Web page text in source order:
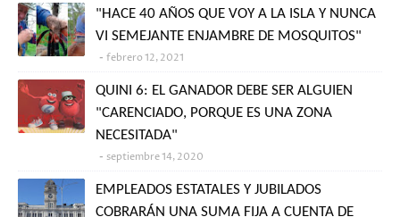
"HACE 40 AÑOS QUE VOY A LA ISLA Y NUNCA
VI SEMEJANTE ENJAMBRE DE MOSQUITOS"
febrero 12, 2021
QUINI 6: EL GANADOR DEBE SER ALGUIEN
"CARENCIADO, PORQUE ES UNA ZONA
NECESITADA"
septiembre 14, 2020
EMPLEADOS ESTATALES Y JUBILADOS
COBRARÁN UNA SUMA FIJA A CUENTA DE